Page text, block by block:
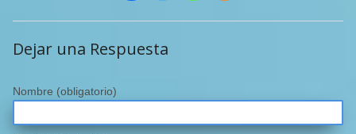
Dejar una Respuesta
Nombre (obligatorio)